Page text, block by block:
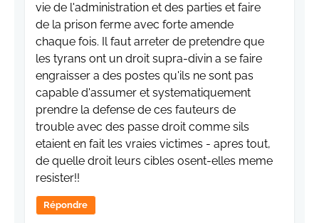
vie de l'administration et des parties et faire
de la prison ferme avec forte amende
chaque fois. Il faut arreter de pretendre que
les tyrans ont un droit supra-divin a se faire
engraisser a des postes qu'ils ne sont pas
capable d'assumer et systematiquement
prendre la defense de ces fauteurs de
trouble avec des passe droit comme sils
etaient en fait les vraies victimes - apres tout,
de quelle droit leurs cibles osent-elles meme
resister!!
Répondre